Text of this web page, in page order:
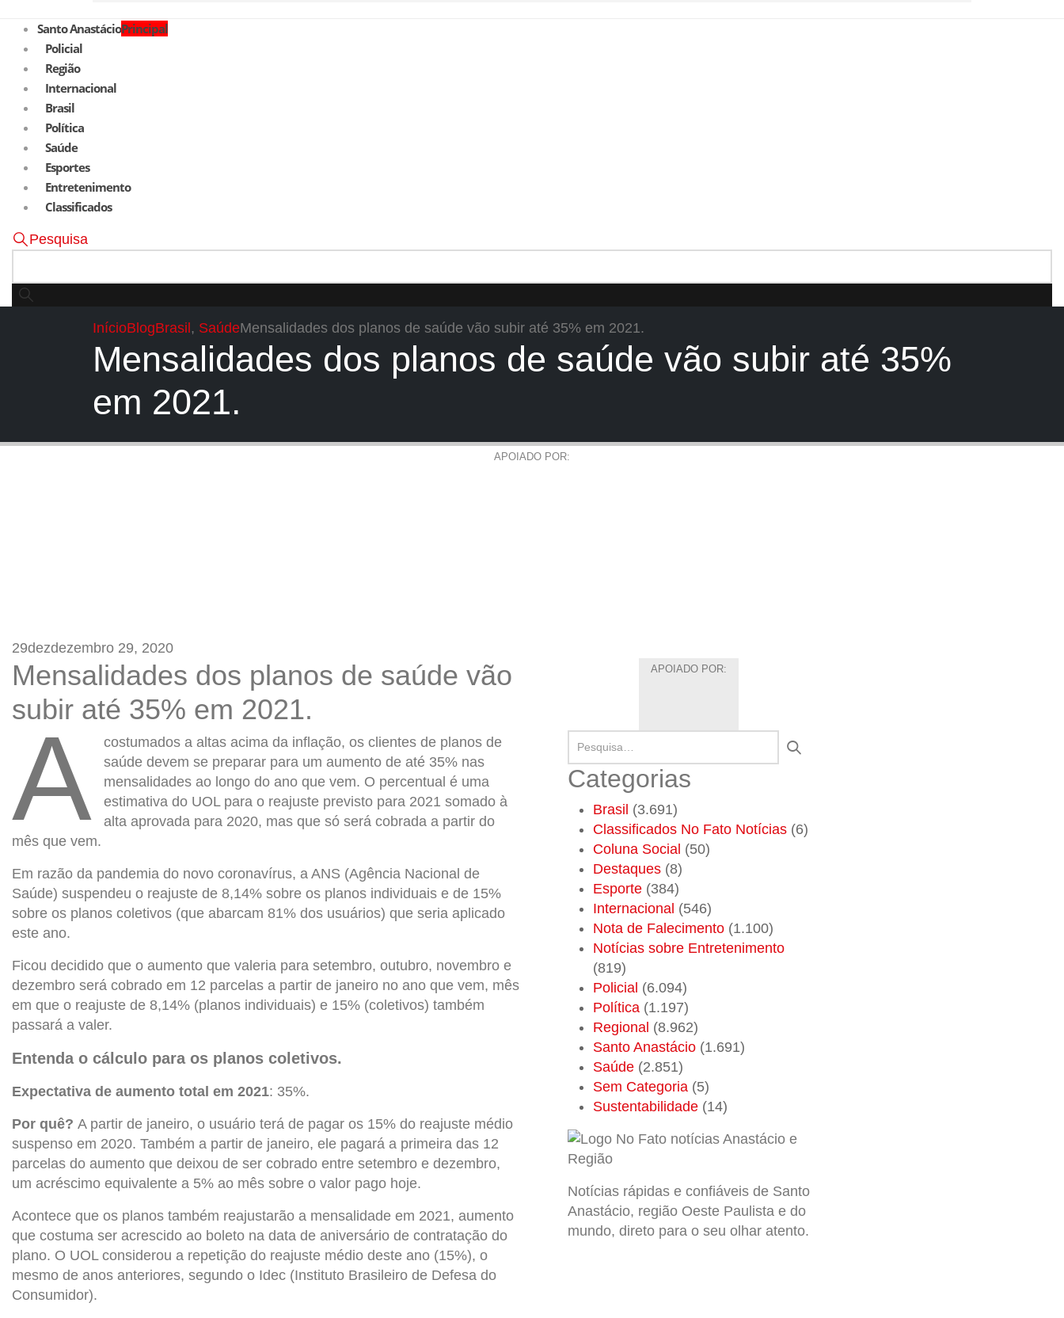
Santo AnastácioPrincipal
Policial
Região
Internacional
Brasil
Política
Saúde
Esportes
Entretenimento
Classificados
Pesquisa
InícioBlogBrasil, SaúdeMensalidades dos planos de saúde vão subir até 35% em 2021.
Mensalidades dos planos de saúde vão subir até 35%
em 2021.
APOIADO POR:
29dezdezembro 29, 2020
Mensalidades dos planos de saúde vão
subir até 35% em 2021.
A
costumados a altas acima da inflação, os clientes de planos de
saúde devem se preparar para um aumento de até 35% nas
mensalidades ao longo do ano que vem. O percentual é uma
estimativa do UOL para o reajuste previsto para 2021 somado à
alta aprovada para 2020, mas que só será cobrada a partir do
mês que vem.
Em razão da pandemia do novo coronavírus, a ANS (Agência Nacional de
Saúde) suspendeu o reajuste de 8,14% sobre os planos individuais e de 15%
sobre os planos coletivos (que abarcam 81% dos usuários) que seria aplicado
este ano.
Ficou decidido que o aumento que valeria para setembro, outubro, novembro e
dezembro será cobrado em 12 parcelas a partir de janeiro no ano que vem, mês
em que o reajuste de 8,14% (planos individuais) e 15% (coletivos) também
passará a valer.
Entenda o cálculo para os planos coletivos.
Expectativa de aumento total em 2021: 35%.
Por quê? A partir de janeiro, o usuário terá de pagar os 15% do reajuste médio
suspenso em 2020. Também a partir de janeiro, ele pagará a primeira das 12
parcelas do aumento que deixou de ser cobrado entre setembro e dezembro,
um acréscimo equivalente a 5% ao mês sobre o valor pago hoje.
Acontece que os planos também reajustarão a mensalidade em 2021, aumento
que costuma ser acrescido ao boleto na data de aniversário de contratação do
plano. O UOL considerou a repetição do reajuste médio deste ano (15%), o
mesmo de anos anteriores, segundo o Idec (Instituto Brasileiro de Defesa do
Consumidor).
APOIADO POR:
Categorias
Brasil (3.691)
Classificados No Fato Notícias (6)
Coluna Social (50)
Destaques (8)
Esporte (384)
Internacional (546)
Nota de Falecimento (1.100)
Notícias sobre Entretenimento
(819)
Policial (6.094)
Política (1.197)
Regional (8.962)
Santo Anastácio (1.691)
Saúde (2.851)
Sem Categoria (5)
Sustentabilidade (14)
Notícias rápidas e confiáveis de Santo
Anastácio, região Oeste Paulista e do
mundo, direto para o seu olhar atento.